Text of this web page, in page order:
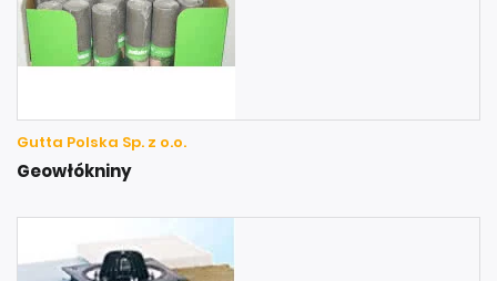
Gutta Polska Sp. z o.o.
Geowłókniny